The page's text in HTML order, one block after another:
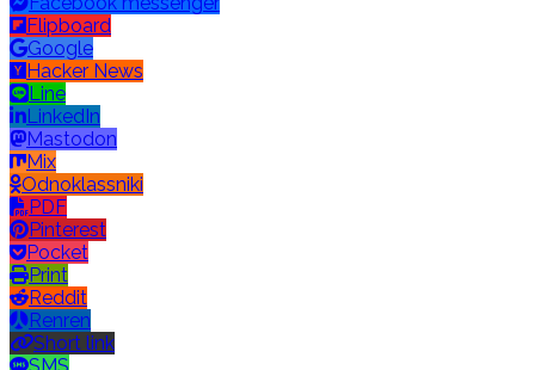
Flipboard
Google
Hacker News
Line
LinkedIn
Mastodon
Mix
Odnoklassniki
PDF
Pinterest
Pocket
Print
Reddit
Renren
Short link
SMS